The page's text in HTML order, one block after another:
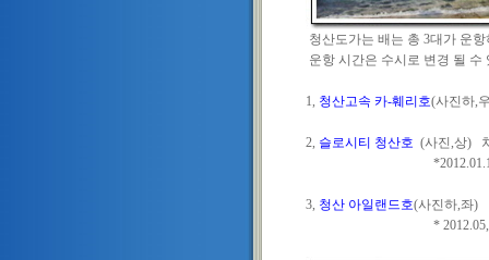
청산도가는 배는 총 3대가 운
운항 시간은 수시로 변경 될 수
1, 청산고속 카-훼리호(사진하,
2, 슬로시티 청산호 (사진,상)
*2012.01.12. 신조,
3, 청산 아일랜드호(사진하,좌)
* 2012.05,29, 풍양(